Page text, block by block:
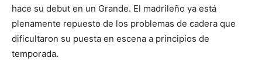
hace su debut en un Grande. El madrileño ya está
plenamente repuesto de los problemas de cadera que
dificultaron su puesta en escena a principios de
temporada.